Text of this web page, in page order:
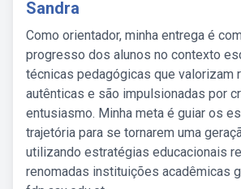
Sandra
Como orientador, minha entrega é
progresso dos alunos no contexto
técnicas pedagógicas que valorizam
autênticas e são impulsionadas por
entusiasmo. Minha meta é guiar os
trajetória para se tornarem uma
utilizando estratégias educacionais
renomadas instituições acadêmicas